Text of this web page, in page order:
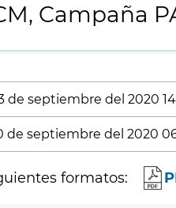
Campaña
de septiembre del 2020
de septiembre del 2020
formatos: